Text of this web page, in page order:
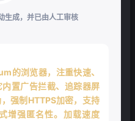
生成，并已由人工审核
的浏览器，注重快速、
置广告拦截、追踪器屏
强制HTTPS加密，支持
增强匿名性。加载速度